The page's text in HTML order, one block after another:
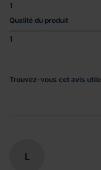
1
Qualité du produit
1
Trouvez-vous cet avis
L